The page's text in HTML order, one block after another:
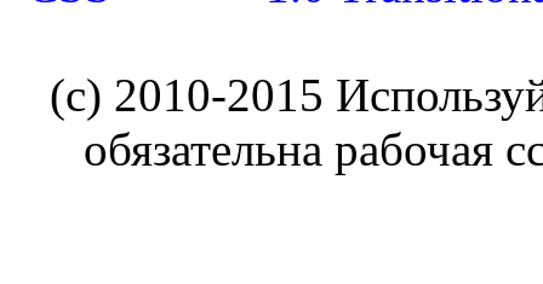
(c) 2010-2015
обязательна рабочая